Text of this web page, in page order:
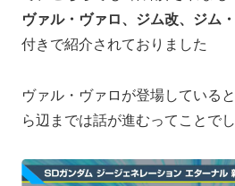
ヴァル・ヴァロ、ジム改、ジム
付きで紹介されておりました
ヴァル・ヴァロが登場している
ら辺までは話が進むってことで